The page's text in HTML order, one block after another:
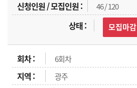
46 / 120
모집마감
6회차
광주